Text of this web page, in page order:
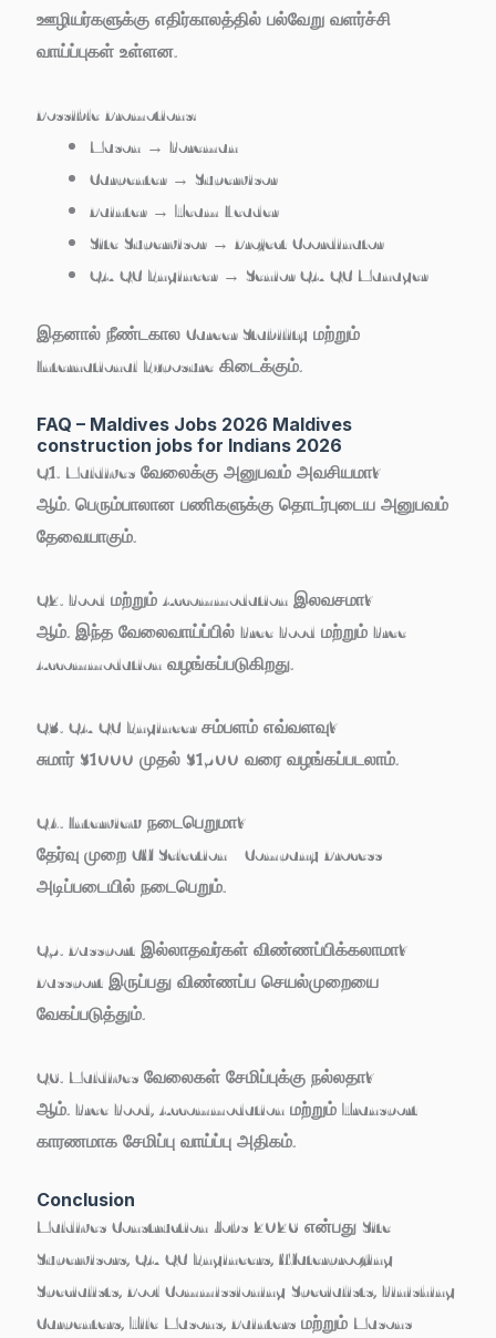
ஊழியர்களுக்கு எதிர்காலத்தில் பல்வேறு வளர்ச்சி
வாய்ப்புகள் உள்ளன.
Possible Promotions:
Mason → Foreman
Carpenter → Supervisor
Painter → Team Leader
Site Supervisor → Project Coordinator
QA/QC Engineer → Senior QA/QC Manager
இதனால் நீண்டகால Career Stability மற்றும்
International Exposure கிடைக்கும்.
FAQ – Maldives Jobs 2026 Maldives
construction jobs for Indians 2026
Q1. Maldives வேலைக்கு அனுபவம் அவசியமா?
ஆம். பெரும்பாலான பணிகளுக்கு தொடர்புடைய அனுபவம்
தேவையாகும்.
Q2. Food மற்றும் Accommodation இலவசமா?
ஆம். இந்த வேலைவாய்ப்பில் Free Food மற்றும் Free
Accommodation வழங்கப்படுகிறது.
Q3. QA/QC Engineer சம்பளம் எவ்வளவு?
சுமார் $1000 முதல் $1500 வரை வழங்கப்படலாம்.
Q4. Interview நடைபெறுமா?
தேர்வு முறை CV Selection / Company Process
அடிப்படையில் நடைபெறும்.
Q5. Passport இல்லாதவர்கள் விண்ணப்பிக்கலாமா?
Passport இருப்பது விண்ணப்ப செயல்முறையை
வேகப்படுத்தும்.
Q6. Maldives வேலைகள் சேமிப்புக்கு நல்லதா?
ஆம். Free Food, Accommodation மற்றும் Transport
காரணமாக சேமிப்பு வாய்ப்பு அதிகம்.
Conclusion
Maldives Construction Jobs 2026 என்பது Site
Supervisors, QA/QC Engineers, Waterproofing
Specialists, Pool Commissioning Specialists, Finishing
Carpenters, Tile Masons, Painters மற்றும் Masons